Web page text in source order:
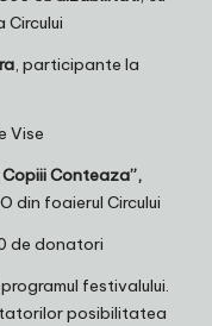
, participante la
Vise
Conteaza”,
din foaierul Circului
de donatori
festivalului.
posibilitatea